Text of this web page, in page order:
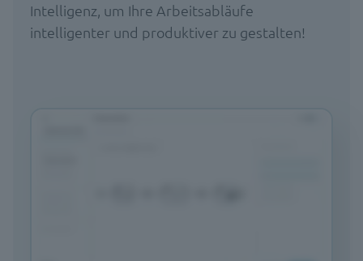
Intelligenz, um Ihre Arbeitsabläufe
intelligenter und produktiver zu gestalten!